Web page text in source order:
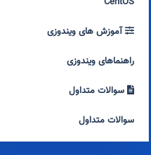
آموزش های ویندوزی
راهنماهای ویندوزی
سوالات متداول
سوالات متداول